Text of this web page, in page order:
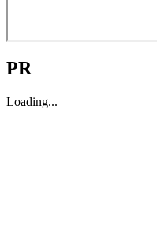
PR
Loading...